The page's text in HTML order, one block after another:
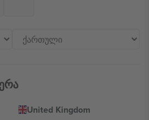
United Kingdom